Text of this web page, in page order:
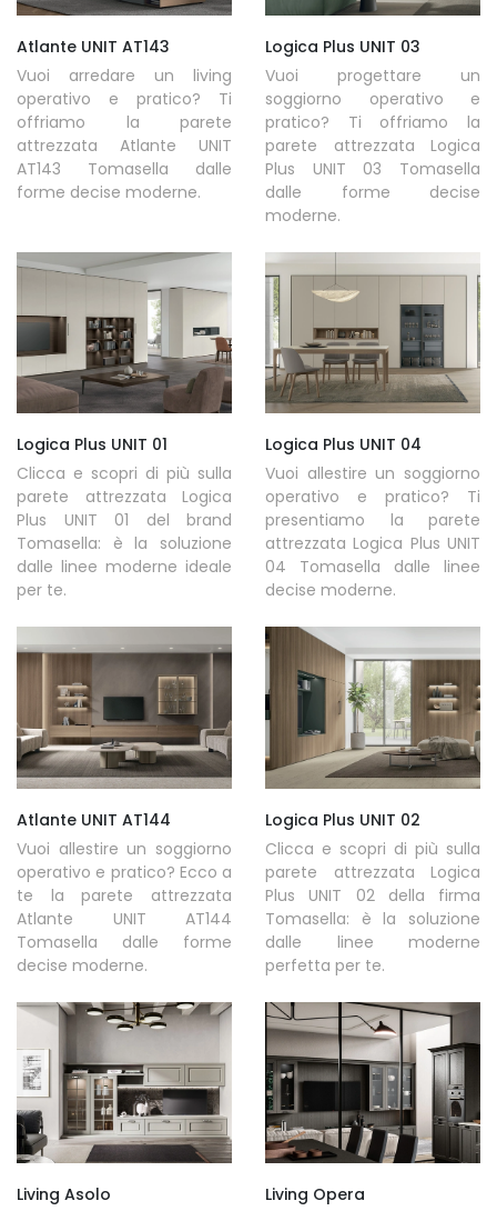
Atlante UNIT AT143
Vuoi arredare un living
operativo e pratico? Ti
offriamo la parete
attrezzata Atlante UNIT
AT143 Tomasella dalle
forme decise moderne.
Logica Plus UNIT 03
Vuoi progettare un
soggiorno operativo e
pratico? Ti offriamo la
parete attrezzata Logica
Plus UNIT 03 Tomasella
dalle forme decise
moderne.
Logica Plus UNIT 01
Clicca e scopri di più sulla
parete attrezzata Logica
Plus UNIT 01 del brand
Tomasella: è la soluzione
dalle linee moderne ideale
per te.
Logica Plus UNIT 04
Vuoi allestire un soggiorno
operativo e pratico? Ti
presentiamo la parete
attrezzata Logica Plus UNIT
04 Tomasella dalle linee
decise moderne.
Atlante UNIT AT144
Vuoi allestire un soggiorno
operativo e pratico? Ecco a
te la parete attrezzata
Atlante UNIT AT144
Tomasella dalle forme
decise moderne.
Logica Plus UNIT 02
Clicca e scopri di più sulla
parete attrezzata Logica
Plus UNIT 02 della firma
Tomasella: è la soluzione
dalle linee moderne
perfetta per te.
Living Asolo
Living Opera